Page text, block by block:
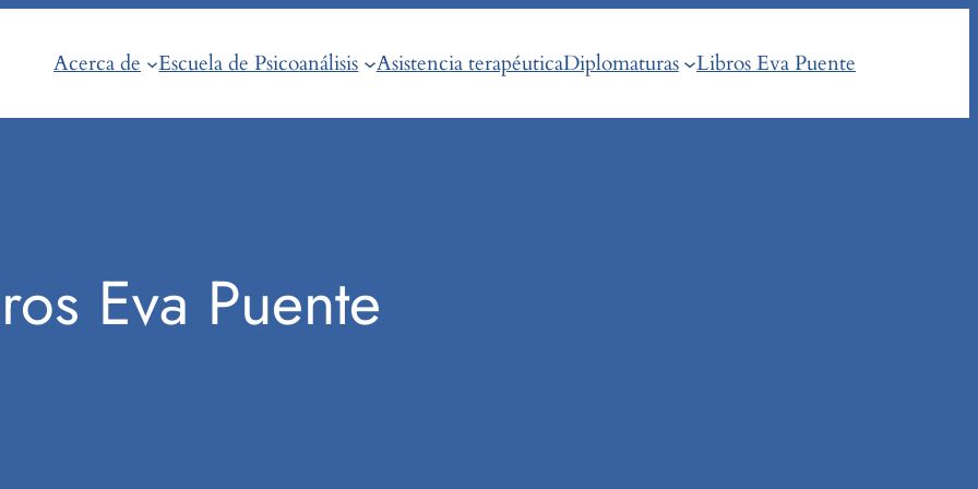
Acerca de Escuela de Psicoanálisis Asistencia terapéuticaDiplomaturas Libros Eva Puente
Eva Puente